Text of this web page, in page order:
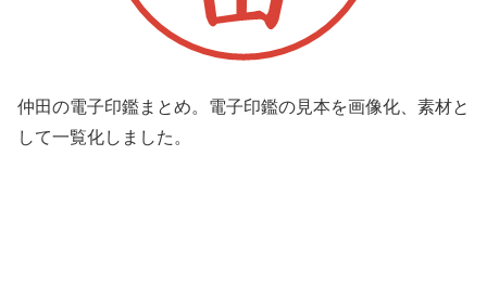
仲田の電子印鑑まとめ。電子印鑑の見本を画像化、素材と
して一覧化しました。